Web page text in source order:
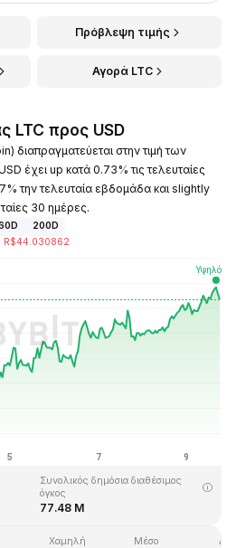
Πρόβλεψη τιμής
Αγορά LTC
LTC προς USD
διαπραγματεύεται στην τιμή των
έχει up κατά 0.73% τις τελευταίες
την τελευταία εβδομάδα και slightly
30 ημέρες.
200D
R$44.030862
09, 17:48 GMT+0
Συνολικός δημόσια διαθέσιμος
όγκος
77.48 M
Χαμηλή Μέσο